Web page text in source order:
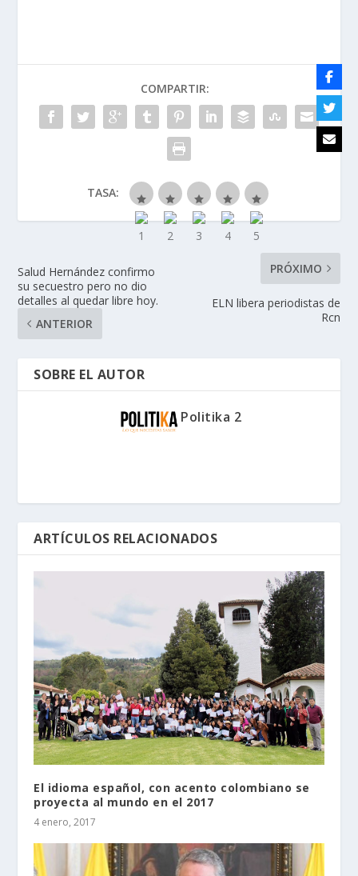
COMPARTIR:
TASA:
Salud Hernández confirmo
su secuestro pero no dio
detalles al quedar libre hoy.
ANTERIOR
PRÓXIMO
ELN libera periodistas de
Rcn
SOBRE EL AUTOR
Politika 2
ARTÍCULOS RELACIONADOS
El idioma español, con acento colombiano se
proyecta al mundo en el 2017
4 enero, 2017